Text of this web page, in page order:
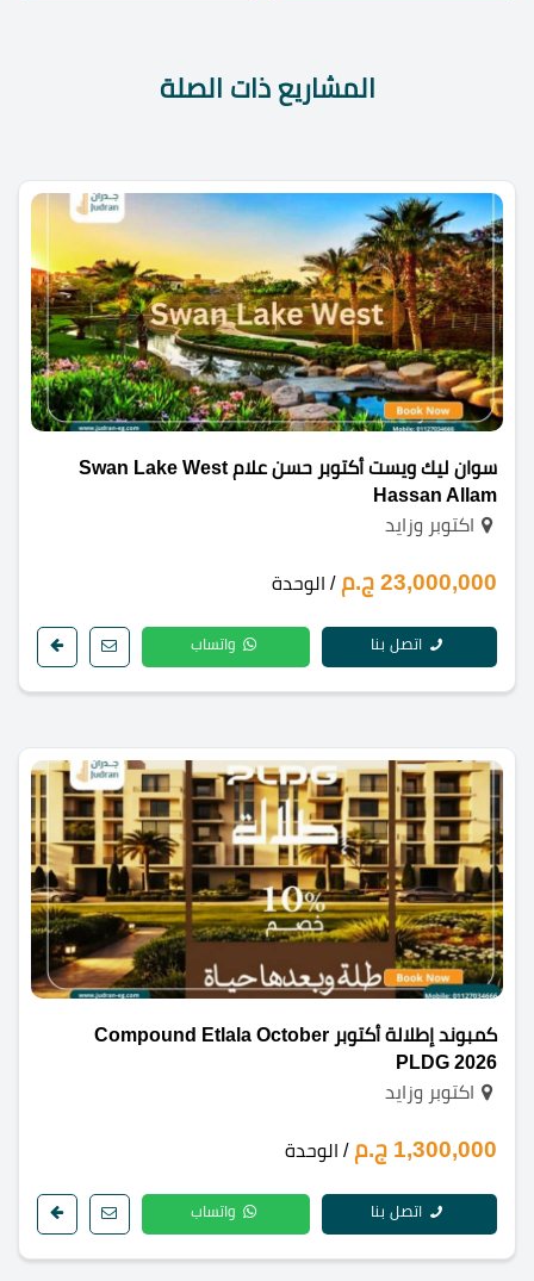
المشاريع ذات الصلة
سوان ليك ويست أكتوبر حسن علام Swan Lake West
Hassan Allam
اكتوبر وزايد
23,000,000 ج.م / الوحدة
اتصل بنا واتساب
كمبوند إطلالة أكتوبر Compound Etlala October
PLDG 2026
اكتوبر وزايد
1,300,000 ج.م / الوحدة
اتصل بنا واتساب